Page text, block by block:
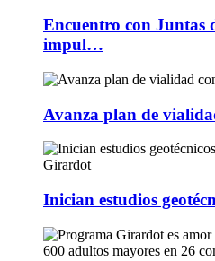
Encuentro con Juntas
impul…
Avanza plan de
Inician estudios